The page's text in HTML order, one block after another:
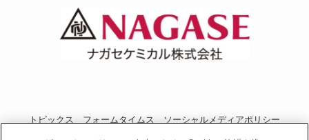
トピックス フォームタイムス
ソーシャルメディアポリシー